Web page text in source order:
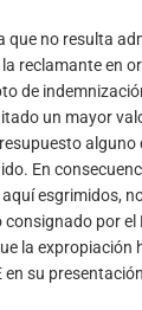
que no resulta
reclamante en
de
un mayor
alguno
En
esgrimidos,
consignado por
la expropiación
en su